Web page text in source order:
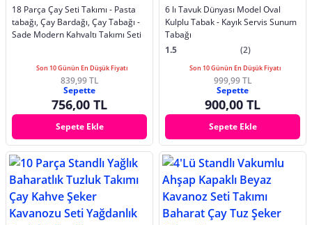
18 Parça Çay Seti Takımı - Pasta
tabağı, Çay Bardağı, Çay Tabağı -
Sade Modern Kahvaltı Takımı Seti
Son 10 Günün En Düşük Fiyatı
839,99 TL
Sepette
756,00 TL
Sepete Ekle
6 lı Tavuk Dünyası Model Oval
Kulplu Tabak - Kayık Servis Sunum
Tabağı
1.5
(2)
Son 10 Günün En Düşük Fiyatı
999,99 TL
Sepette
900,00 TL
Sepete Ekle